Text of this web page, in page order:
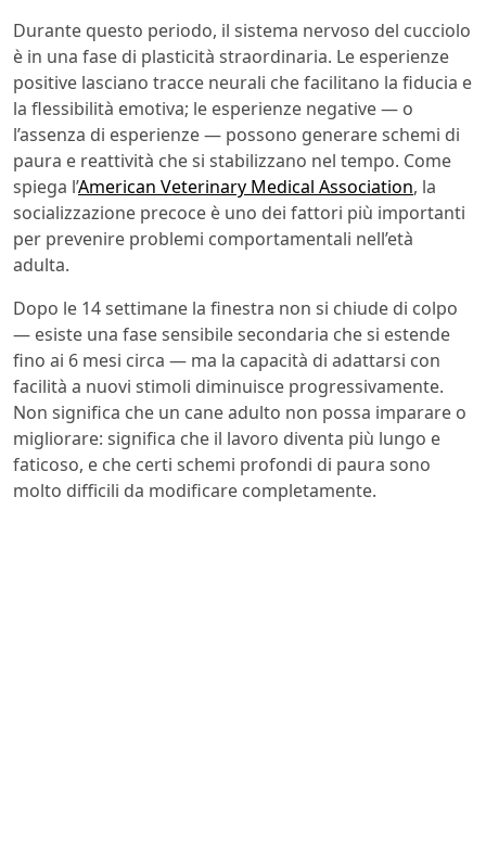
Durante questo periodo, il sistema nervoso del cucciolo
è in una fase di plasticità straordinaria. Le esperienze
positive lasciano tracce neurali che facilitano la fiducia e
la flessibilità emotiva; le esperienze negative — o
l’assenza di esperienze — possono generare schemi di
paura e reattività che si stabilizzano nel tempo. Come
spiega l’American Veterinary Medical Association, la
socializzazione precoce è uno dei fattori più importanti
per prevenire problemi comportamentali nell’età
adulta.
Dopo le 14 settimane la finestra non si chiude di colpo
— esiste una fase sensibile secondaria che si estende
fino ai 6 mesi circa — ma la capacità di adattarsi con
facilità a nuovi stimoli diminuisce progressivamente.
Non significa che un cane adulto non possa imparare o
migliorare: significa che il lavoro diventa più lungo e
faticoso, e che certi schemi profondi di paura sono
molto difficili da modificare completamente.